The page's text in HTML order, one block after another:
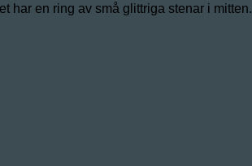
har en ring av små glittriga stenar i mitten.